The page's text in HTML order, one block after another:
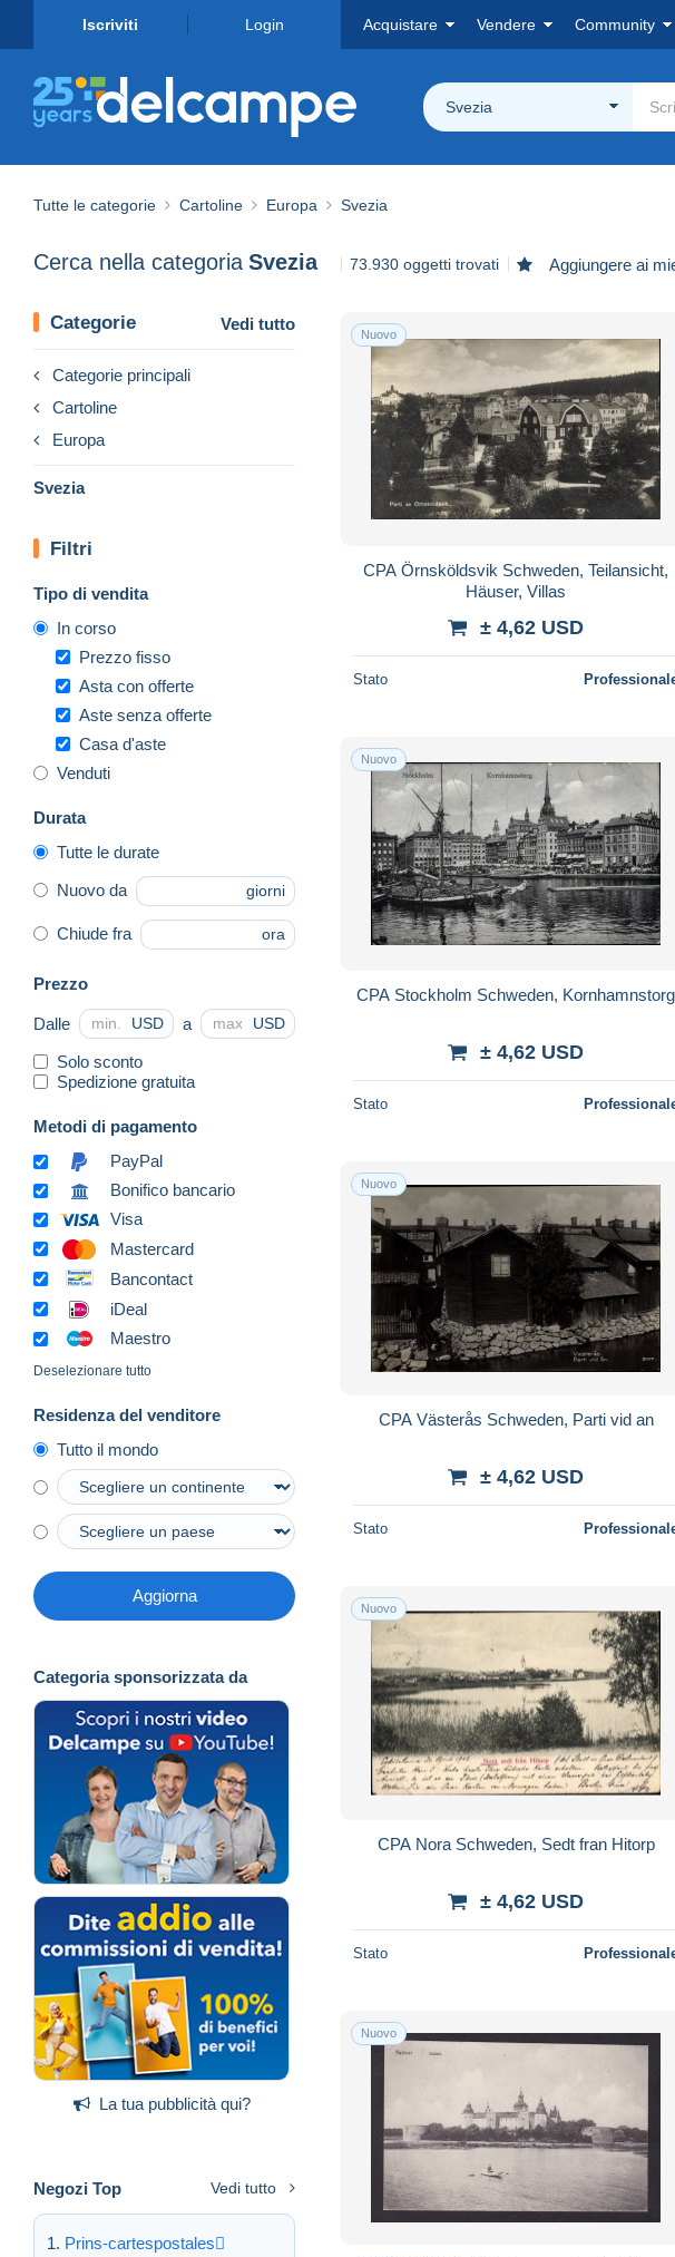
Iscriviti Login Acquistare Vendere Community
Svezia
Tutte le categorie Cartoline Europa Svezia
Cerca nella categoria Svezia 73.930 oggetti trovati Aggiungere ai
Categorie Vedi tutto
Categorie principali
Cartoline
Europa
Svezia
Filtri
Tipo di vendita
In corso
Prezzo fisso
Asta con offerte
Aste senza offerte
Casa d'aste
Venduti
Durata
Tutte le durate
Nuovo da giorni
Chiude fra ora
Prezzo
Dalle USD a USD
Solo sconto
Spedizione gratuita
Metodi di pagamento
PayPal
Bonifico bancario
Visa
Mastercard
Bancontact
iDeal
Maestro
Deselezionare tutto
Residenza del venditore
Tutto il mondo
Aggiorna
Categoria sponsorizzata da
La tua pubblicità qui?
Negozi Top Vedi tutto
Prins-cartespostales
Nuovo
CPA Örnsköldsvik Schweden, Teilansicht,
Häuser, Villas
± 4,62 USD
Stato
Nuovo
CPA Stockholm Schweden, Kornhamnstorg
± 4,62 USD
Stato
Nuovo
CPA Västerås Schweden, Parti vid an
± 4,62 USD
Stato
Nuovo
CPA Nora Schweden, Sedt fran Hitorp
± 4,62 USD
Stato
Nuovo